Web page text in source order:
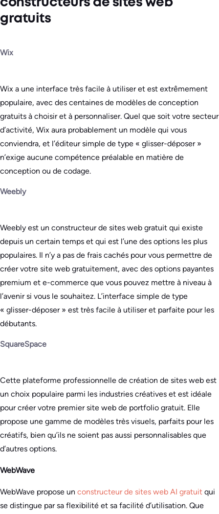
constructeurs de sites web
gratuits
Wix
Wix a une interface très facile à utiliser et est extrêmement
populaire, avec des centaines de modèles de conception
gratuits à choisir et à personnaliser. Quel que soit votre secteur
d’activité, Wix aura probablement un modèle qui vous
conviendra, et l’éditeur simple de type « glisser-déposer »
n’exige aucune compétence préalable en matière de
conception ou de codage.
Weebly
Weebly est un constructeur de sites web gratuit qui existe
depuis un certain temps et qui est l’une des options les plus
populaires. Il n’y a pas de frais cachés pour vous permettre de
créer votre site web gratuitement, avec des options payantes
premium et e-commerce que vous pouvez mettre à niveau à
l’avenir si vous le souhaitez. L’interface simple de type
« glisser-déposer » est très facile à utiliser et parfaite pour les
débutants.
SquareSpace
Cette plateforme professionnelle de création de sites web est
un choix populaire parmi les industries créatives et est idéale
pour créer votre premier site web de portfolio gratuit. Elle
propose une gamme de modèles très visuels, parfaits pour les
créatifs, bien qu’ils ne soient pas aussi personnalisables que
d’autres options.
WebWave
WebWave propose un constructeur de sites web AI gratuit qui
se distingue par sa flexibilité et sa facilité d’utilisation. Que